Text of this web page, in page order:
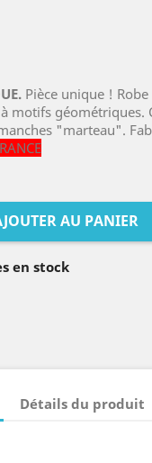
Pièce unique !
motifs géométriques.
"marteau".
AU PANIER
en stock
Détails du produit